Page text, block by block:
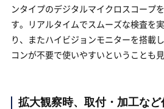
ンタイプのデジタルマイクロスコープ
す。リアルタイムでスムーズな検査を
り、またハイビジョンモニターを搭載
コンが不要で使いやすいということも見
拡大観察時、取付・加工な